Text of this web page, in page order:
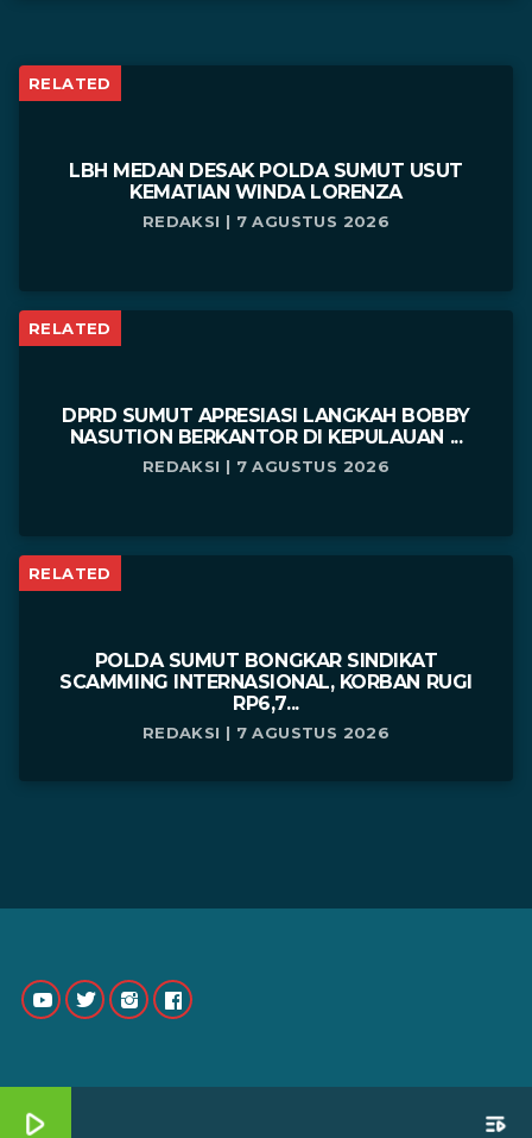
RELATED
LBH MEDAN DESAK POLDA SUMUT USUT
KEMATIAN WINDA LORENZA
REDAKSI | 7 AGUSTUS 2026
RELATED
DPRD SUMUT APRESIASI LANGKAH BOBBY
NASUTION BERKANTOR DI KEPULAUAN ...
REDAKSI | 7 AGUSTUS 2026
RELATED
POLDA SUMUT BONGKAR SINDIKAT
SCAMMING INTERNASIONAL, KORBAN RUGI
RP6,7...
REDAKSI | 7 AGUSTUS 2026
play_arrow playlist_play